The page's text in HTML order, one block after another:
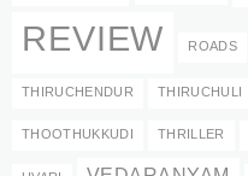
REVIEW ROADS
THIRUCHENDUR THIRUCHULI
THOOTHUKKUDI THRILLER